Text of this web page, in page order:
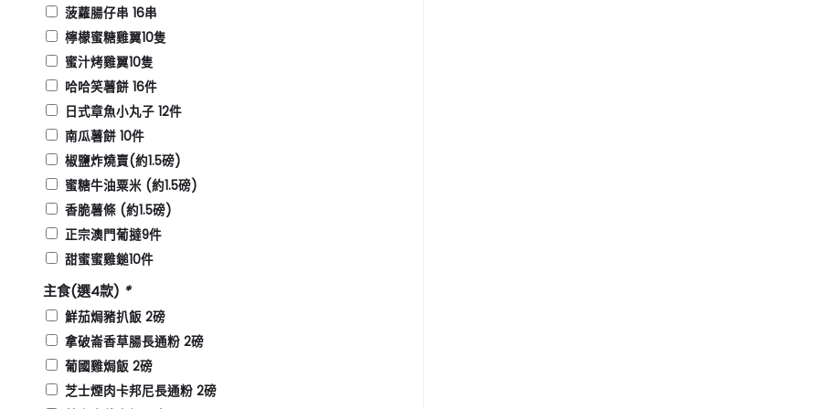
菠蘿腸仔串 16串
檸檬蜜糖雞翼10隻
蜜汁烤雞翼10隻
哈哈笑薯餅 16件
日式章魚小丸子 12件
南瓜薯餅 10件
椒鹽炸燒賣(約1.5磅)
蜜糖牛油粟米 (約1.5磅)
香脆薯條 (約1.5磅)
正宗澳門葡撻9件
甜蜜蜜雞鎚10件
主食(選4款) *
鮮茄焗豬扒飯 2磅
拿破崙香草腸長通粉 2磅
葡國雞焗飯 2磅
芝士煙肉卡邦尼長通粉 2磅